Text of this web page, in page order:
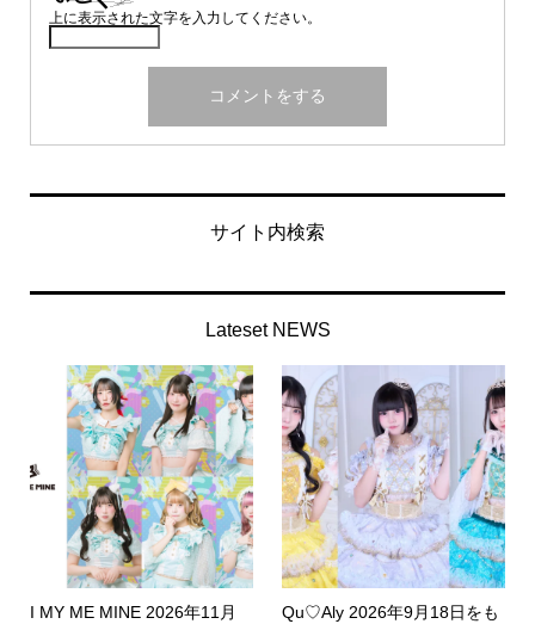
上に表示された文字を入力してください。
サイト内検索
Lateset NEWS
I MY ME MINE 2026年11月
Qu♡Aly 2026年9月18日をも